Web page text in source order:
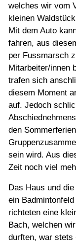
welches wir vom
kleinen
Mit dem Auto
fahren, aus
per Fussmarsch
Mitarbeiter/innen
trafen sich
diesem Moment
auf. Jedoch
den
sein wird. Aus
Zeit noch viel
Das Haus und
ein
richteten eine
Bach, welchen
durften, war stets